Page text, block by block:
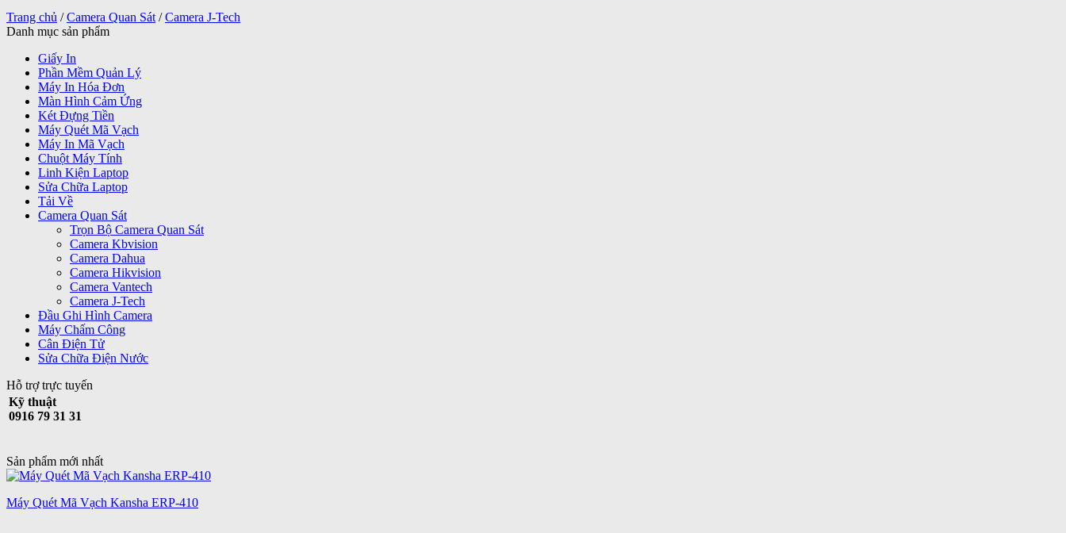
Trang chủ / Camera Quan Sát / Camera J-Tech
Danh mục sản phẩm
Giấy In
Phần Mềm Quản Lý
Máy In Hóa Đơn
Màn Hình Cảm Ứng
Két Đựng Tiền
Máy Quét Mã Vạch
Máy In Mã Vạch
Chuột Máy Tính
Linh Kiện Laptop
Sửa Chữa Laptop
Tải Về
Camera Quan Sát
Trọn Bộ Camera Quan Sát
Camera Kbvision
Camera Dahua
Camera Hikvision
Camera Vantech
Camera J-Tech
Đầu Ghi Hình Camera
Máy Chấm Công
Cân Điện Tử
Sửa Chữa Điện Nước
Hỗ trợ trực tuyến
Kỹ thuật
0916 79 31 31
Sản phẩm mới nhất
Máy Quét Mã Vạch Kansha ERP-410